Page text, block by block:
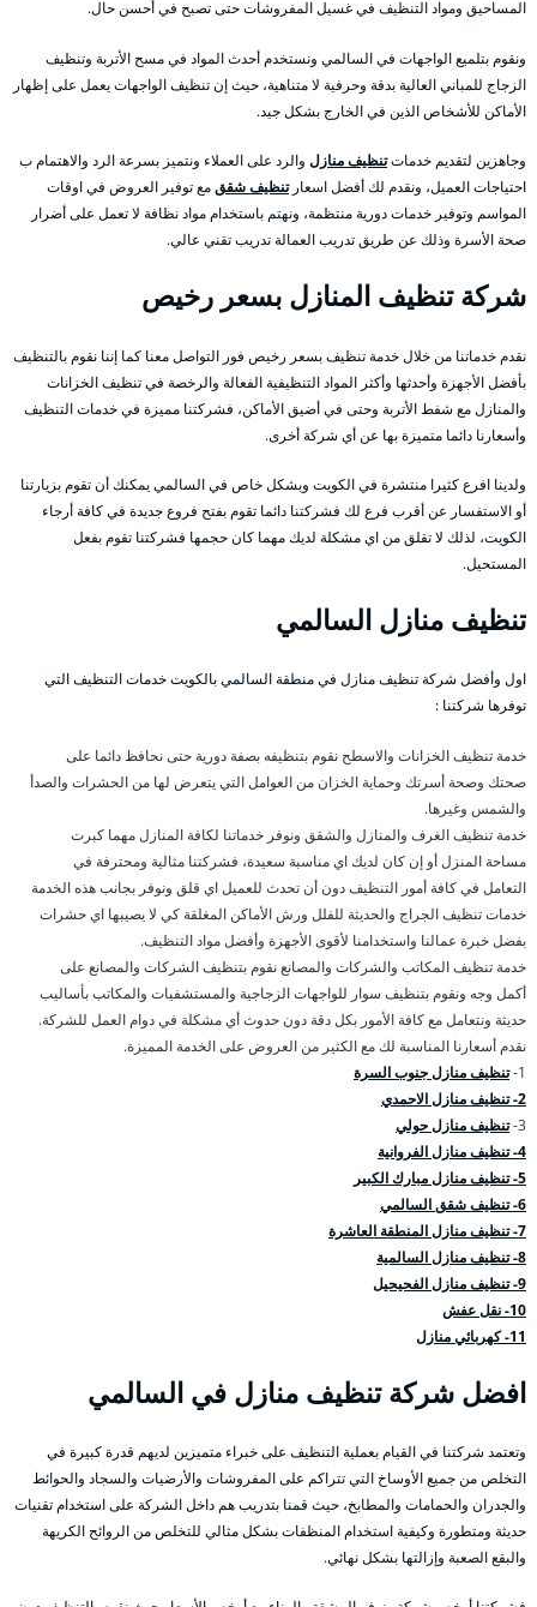
المساحيق ومواد التنظيف في غسيل المفروشات حتى تصبح في أحسن حال.
ونقوم بتلميع الواجهات في السالمي ونستخدم أحدث المواد في مسح الأتربة وتنظيف
الزجاج للمباني العالية بدقة وحرفية لا متناهية، حيث إن تنظيف الواجهات يعمل على إظهار
الأماكن للأشخاص الذين في الخارج بشكل جيد.
وجاهزين لتقديم خدماتتنظيف منازل والرد على العملاء ونتميز بسرعة الرد والاهتمام ب
احتياجات العميل، ونقدم لك أفضل اسعارتنظيف شققمع توفير العروض في اوقات
المواسم وتوفير خدمات دورية منتظمة، ونهتم باستخدام مواد نظافة لا تعمل على أضرار
صحة الأسرة وذلك عن طريق تدريب العمالة تدريب تقني عالي.
شركة تنظيف المنازل بسعر رخيص
نقدم خدماتنا من خلال خدمة تنظيف بسعر رخيص فور التواصل معنا كما إننا نقوم بالتنظيف
بأفضل الأجهزة وأحدثها وأكثر المواد التنظيفية الفعالة والرخصة في تنظيف الخزانات
والمنازل مع شفط الأتربة وحتى في أضيق الأماكن، فشركتنا مميزة في خدمات التنظيف
وأسعارنا دائما متميزة بها عن أي شركة أخرى.
ولدينا افرع كثيرا منتشرة في الكويت وبشكل خاص في السالمي يمكنك أن تقوم بزيارتنا
أو الاستفسار عن أقرب فرع لك فشركتنا دائما تقوم بفتح فروع جديدة في كافة أرجاء
الكويت، لذلك لا تقلق من اي مشكلة لديك مهما كان حجمها فشركتنا تقوم بفعل
المستحيل.
تنظيف منازل السالمي
اول وأفضل شركة تنظيف منازل في منطقة السالمي بالكويت خدمات التنظيف التي
توفرها شركتنا :
خدمة تنظيف الخزانات والاسطح نقوم بتنظيفه بصفة دورية حتى نحافظ دائما على
صحتك وصحة أسرتك وحماية الخزان من العوامل التي يتعرض لها من الحشرات والصدأ
والشمس وغيرها.
خدمة تنظيف الغرف والمنازل والشقق ونوفر خدماتنا لكافة المنازل مهما كبرت
مساحة المنزل أو إن كان لديك اي مناسبة سعيدة، فشركتنا مثالية ومحترفة في
التعامل في كافة أمور التنظيف دون أن تحدث للعميل اي قلق ونوفر بجانب هذه الخدمة
خدمات تنظيف الجراج والحديثة للفلل ورش الأماكن المغلقة كي لا يصيبها اي حشرات
بفضل خبرة عمالنا واستخدامنا لأقوى الأجهزة وأفضل مواد التنظيف.
خدمة تنظيف المكاتب والشركات والمصانع نقوم بتنظيف الشركات والمصانع على
أكمل وجه ونقوم بتنظيف سوار للواجهات الزجاجية والمستشفيات والمكاتب بأساليب
حديثة ونتعامل مع كافة الأمور بكل دقة دون حدوث أي مشكلة في دوام العمل للشركة.
نقدم أسعارنا المناسبة لك مع الكثير من العروض على الخدمة المميزة.
1- تنظيف منازل جنوب السرة
2- تنظيف منازل الاحمدي
3- تنظيف منازل حولي
4- تنظيف منازل الفروانية
5- تنظيف منازل مبارك الكبير
6- تنظيف شقق السالمي
7- تنظيف منازل المنطقة العاشرة
8- تنظيف منازل السالمية
9- تنظيف منازل الفحيحيل
10- نقل عفش
11- كهربائي منازل
افضل شركة تنظيف منازل في السالمي
وتعتمد شركتنا في القيام بعملية التنظيف على خبراء متميزين لديهم قدرة كبيرة في
التخلص من جميع الأوساخ التي تتراكم على المفروشات والأرضيات والسجاد والحوائط
والجدران والحمامات والمطابخ، حيث قمنا بتدريب هم داخل الشركة على استخدام تقنيات
حديثة ومتطورة وكيفية استخدام المنظفات بشكل مثالي للتخلص من الروائح الكريهة
والبقع الصعبة وإزالتها بشكل نهائي.